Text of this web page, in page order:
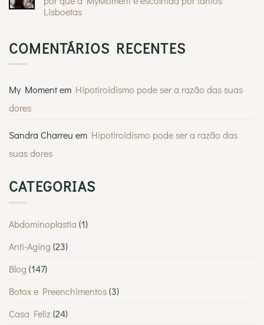
3D
em
visualize
instantaneamente
Lisboetas
Procura
o
Saiba
é
escolhida
tantos
COMENTÁRIOS RECENTES
My Momentem Hipotiroidismo pode ser a razão das suas
dores
Sandra Charreu em Hipotiroidismo pode ser a razão das
suas dores
CATEGORIAS
Abdominoplastia (1)
Anti-Aging (23)
Blog (147)
Botox e Preenchimentos(3)
Casa Feliz (24)